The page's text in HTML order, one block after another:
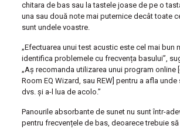
chitara de bas sau la tastele joase de pe o
una sau două note mai puternice decât toate
sunt undele voastre.
„Efectuarea unui test acustic este cel mai bun
identifica problemele cu frecvența basului”,
„Aș recomanda utilizarea unui program online
Room EQ Wizard, sau REW] pentru a afla
dvs. și a-l lua de acolo.”
Panourile absorbante de sunet nu sunt într-
pentru frecvențele de bas, deoarece trebuie să